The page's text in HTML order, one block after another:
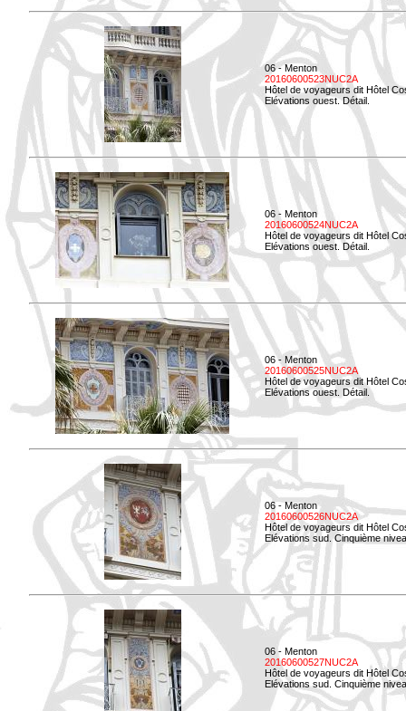
06 - Menton
20160600523NUC2A
Hôtel de voyageurs dit Hôtel
Elévations ouest. Détail.
06 - Menton
20160600524NUC2A
Hôtel de voyageurs dit Hôtel
Elévations ouest. Détail.
06 - Menton
20160600525NUC2A
Hôtel de voyageurs dit Hôtel
Elévations ouest. Détail.
06 - Menton
20160600526NUC2A
Hôtel de voyageurs dit Hôtel
Elévations sud. Cinquième
06 - Menton
20160600527NUC2A
Hôtel de voyageurs dit Hôtel
Elévations sud. Cinquième